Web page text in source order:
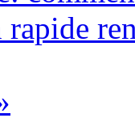
rapide